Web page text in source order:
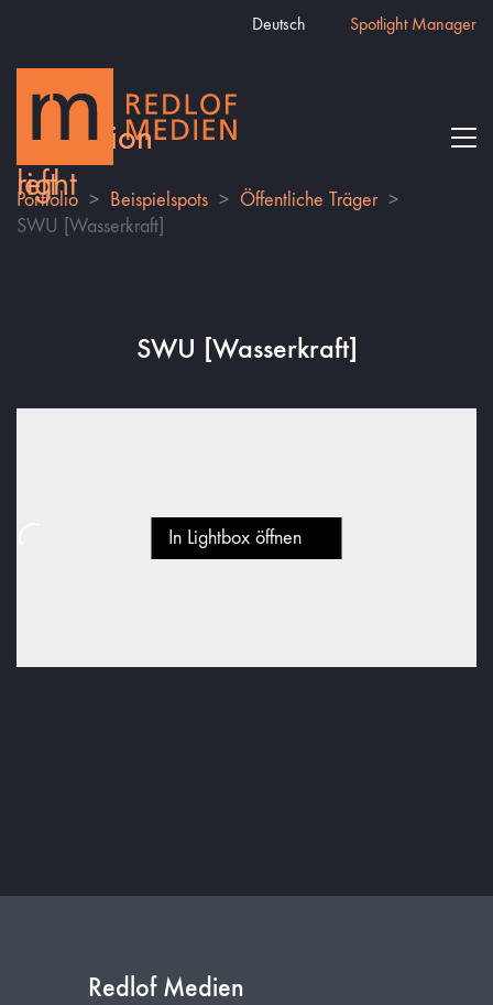
Deutsch Spotlight Manager
Portfolio > Beispielspots > Öffentliche Träger >
SWU [Wasserkraft]
SWU [Wasserkraft]
In Lightbox öffnen
Redlof Medien